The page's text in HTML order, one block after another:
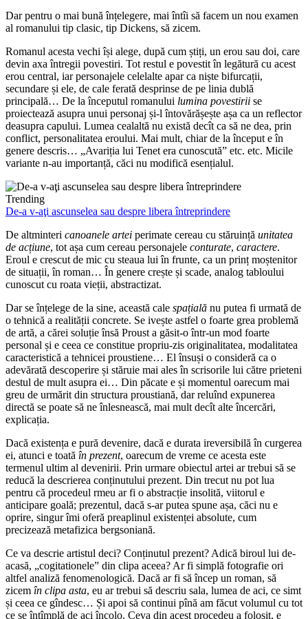
Dar pentru o mai bună înțelegere, mai întîi să facem un nou examen
al romanului tip clasic, tip Dickens, să zicem.
Romanul acesta vechi își alege, după cum știți, un erou sau doi, care
devin axa întregii povestiri. Tot restul e povestit în legătură cu acest
erou central, iar personajele celelalte apar ca niște bifurcații,
secundare și ele, de cale ferată desprinse de pe linia dublă
principală… De la începutul romanului lumina povestirii se
proiectează asupra unui personaj și-l întovărășește așa ca un reflector
deasupra capului. Lumea cealaltă nu există decît ca să ne dea, prin
conflict, personalitatea eroului. Mai mult, chiar de la început e în
genere descris… „Avariția lui Tenet era cunoscută” etc. etc. Micile
variante n-au importanță, căci nu modifică esențialul.
Trending
De-a v-aţi ascunselea sau despre libera întreprindere
De altminteri canoanele artei perimate cereau cu stăruință unitatea
de acțiune, tot așa cum cereau personajele conturate, caractere.
Eroul e crescut de mic cu steaua lui în frunte, ca un prinț moștenitor
de situații, în roman… În genere crește și scade, analog tabloului
cunoscut cu roata vieții, abstractizat.
Dar se înțelege de la sine, această cale spațială nu putea fi urmată de
o tehnică a realității concrete. Se ivește astfel o foarte grea problemă
de artă, a cărei soluție însă Proust a găsit-o într-un mod foarte
personal și e ceea ce constitue propriu-zis originalitatea, modalitatea
caracteristică a tehnicei proustiene… El însuși o consideră ca o
adevărată descoperire și stăruie mai ales în scrisorile lui către prieteni
destul de mult asupra ei… Din păcate e și momentul oarecum mai
greu de urmărit din structura proustiană, dar reluînd expunerea
directă se poate să ne înlesnească, mai mult decît alte încercări,
explicația.
Dacă existența e pură devenire, dacă e durata ireversibilă în curgerea
ei, atunci e toată în prezent, oarecum de vreme ce acesta este
termenul ultim al devenirii. Prin urmare obiectul artei ar trebui să se
reducă la descrierea conținutului prezent. Din trecut nu pot lua
pentru că procedeul rmeu ar fi o abstracție insolită, viitorul e
anticipare goală; prezentul, dacă s-ar putea spune așa, căci nu e
oprire, singur îmi oferă preaplinul existenței absolute, cum
precizează metafizica bergsoniană.
Ce va descrie artistul deci? Conținutul prezent? Adică biroul lui de-
acasă, „cogitationele” din clipa aceea? Ar fi simplă fotografie ori
altfel analiză fenomenologică. Dacă ar fi să încep un roman, să
zicem în clipa asta, eu ar trebui să descriu sala, lumea de aci, ce simt
și ceea ce gîndesc… Și apoi să continui pînă am făcut volumul cu tot
ce se întîmplă de aci încolo. Ceva din acest procedeu a folosit, e